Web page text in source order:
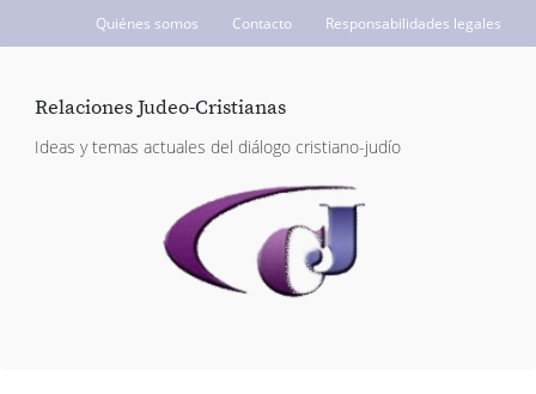
Quiénes somos Contacto Responsabilidades legales
Relaciones Judeo-Cristianas
Ideas y temas actuales del diálogo cristiano-judío